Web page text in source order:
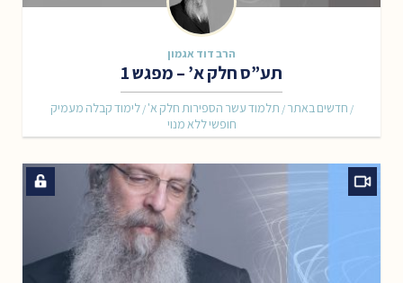
הרב דוד אגמון
תע”ס חלק א’ – מפגש 1
לימוד קבלה מעמיק / תלמוד עשר הספירות חלק א' / חדשים באתר /
חופשי ללא מנוי